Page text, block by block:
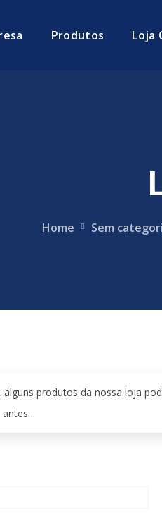
Produtos Loja
Home Sem
produtos da nossa loja